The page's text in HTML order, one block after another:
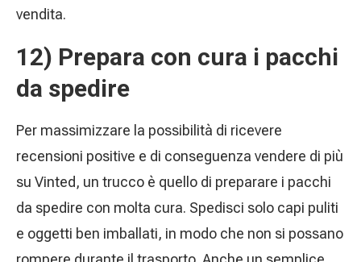
vendita.
12) Prepara con cura i pacchi
da spedire
Per massimizzare la possibilità di ricevere
recensioni positive e di conseguenza vendere di più
su Vinted, un trucco è quello di preparare i pacchi
da spedire con molta cura. Spedisci solo capi puliti
e oggetti ben imballati, in modo che non si possano